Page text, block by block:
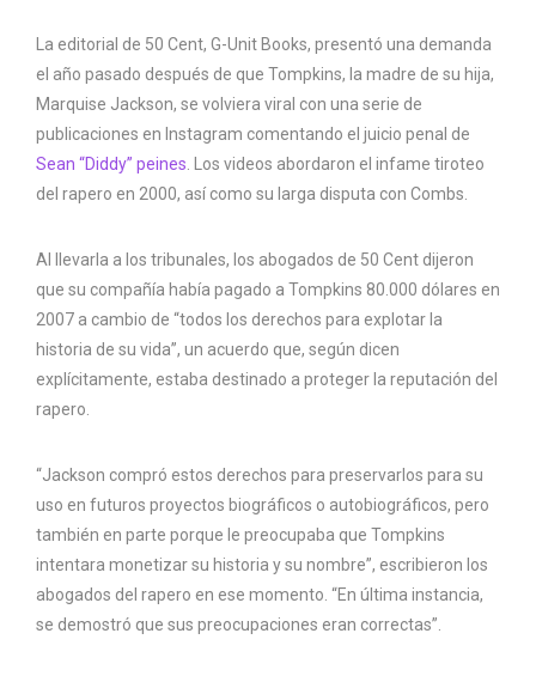
La editorial de 50 Cent, G-Unit Books, presentó una demanda
el año pasado después de que Tompkins, la madre de su hija,
Marquise Jackson, se volviera viral con una serie de
publicaciones en Instagram comentando el juicio penal de
Sean “Diddy” peines . Los videos abordaron el infame tiroteo
del rapero en 2000, así como su larga disputa con Combs.
Al llevarla a los tribunales, los abogados de 50 Cent dijeron
que su compañía había pagado a Tompkins 80.000 dólares en
2007 a cambio de “todos los derechos para explotar la
historia de su vida”, un acuerdo que, según dicen
explícitamente, estaba destinado a proteger la reputación del
rapero.
“Jackson compró estos derechos para preservarlos para su
uso en futuros proyectos biográficos o autobiográficos, pero
también en parte porque le preocupaba que Tompkins
intentara monetizar su historia y su nombre”, escribieron los
abogados del rapero en ese momento. “En última instancia,
se demostró que sus preocupaciones eran correctas”.